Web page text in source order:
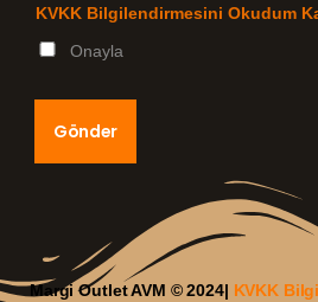
KVKK Bilgilendirmesini Okudum
Onayla
Gönder
Margi Outlet AVM © 2024| KVKK